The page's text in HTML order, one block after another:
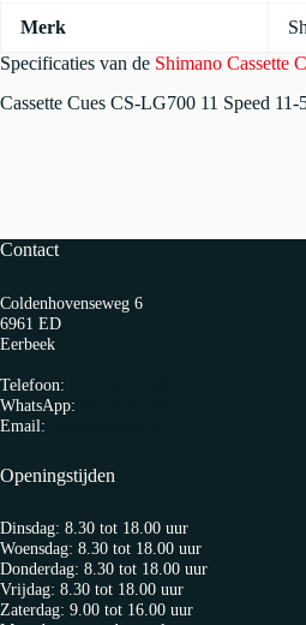
Specificaties van de Shimano Cassette
Cassette Cues CS-LG700 11 Speed 11-
Merk
Contact
Coldenhovenseweg 6
6961 ED
Eerbeek
Telefoon:
WhatsApp:
Email:
Openingstijden
Dinsdag: 8.30 tot 18.00 uur
Woensdag: 8.30 tot 18.00 uur
Donderdag: 8.30 tot 18.00 uur
Vrijdag: 8.30 tot 18.00 uur
Zaterdag: 9.00 tot 16.00 uur